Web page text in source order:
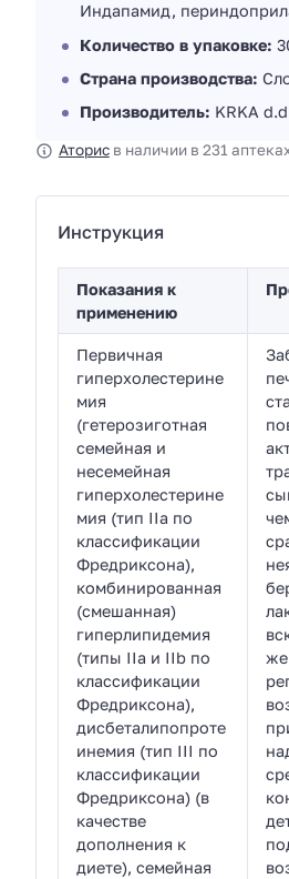
Индапамид,
Количество в упаковке:
Страна производства:
Производитель: KRKA
Аторисв наличии в 231
Инструкция
Показания к
применению
Первичная
гиперхолестерине
мия
(гетерозиготная
семейная и
несемейная
гиперхолестерине
мия (тип IIа по
классификации
Фредриксона),
комбинированная
(смешанная)
гиперлипидемия
(типы IIа и IIb по
классификации
Фредриксона),
дисбеталипопроте
инемия (тип III по
классификации
Фредриксона) (в
качестве
дополнения к
диете), семейная